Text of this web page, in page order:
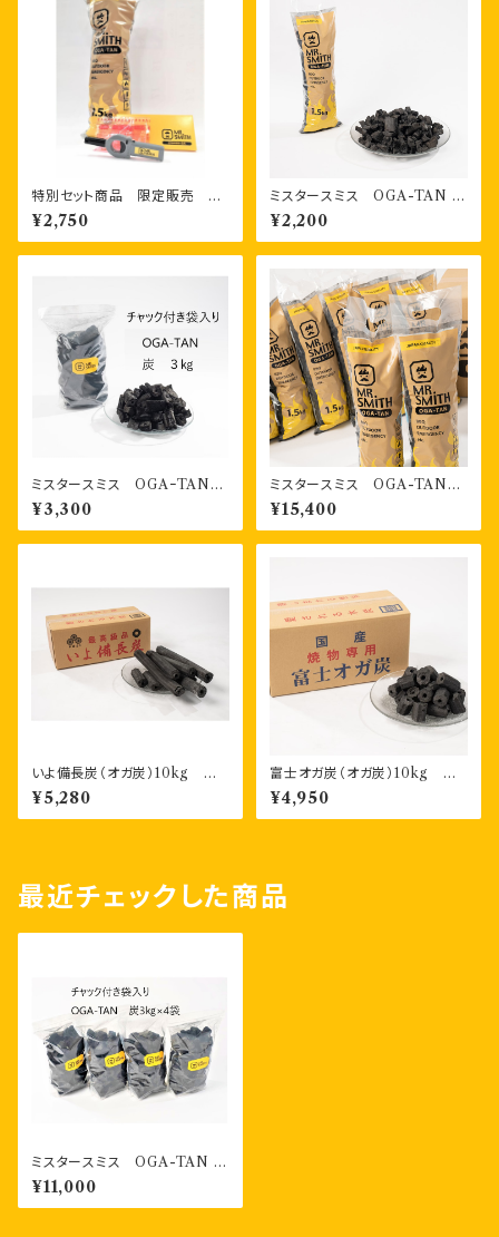
特別セット商品 限定販売 O
GA-TAN・CHAKKA-ZAI・T
ENKA-BOU のお得なセット
¥2,750
ミスタースミス OGA-TAN ス
マートシリーズ （1.5kg） 1袋
¥2,200
ミスタースミス OGAｰTAN
ファミリーサイズ （3kg）
¥3,300
ミスタースミス OGA-TAN
スマートシリーズ （1.5kg×8袋
入）段ボール箱入り
¥15,400
いよ備長炭（オガ炭）10kg 形
状四角形or八角形 1箱
¥5,280
富士オガ炭（オガ炭）10kg 形
状四角形or八角形 1箱
¥4,950
最近チェックした商品
ミスタースミス OGA-TAN
ファミリーサイズ（3kg×4袋入
り）段ボール箱入り
¥11,000